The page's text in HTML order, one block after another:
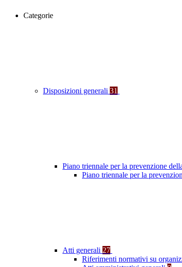
Categorie
Disposizioni generali 31
Piano triennale per la prevenzione
Piano triennale per la
Atti generali 27
Riferimenti normativi su